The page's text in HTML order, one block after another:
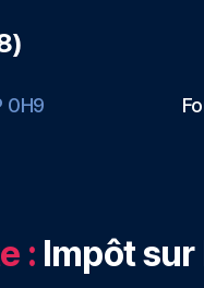
0H9
: Impôt